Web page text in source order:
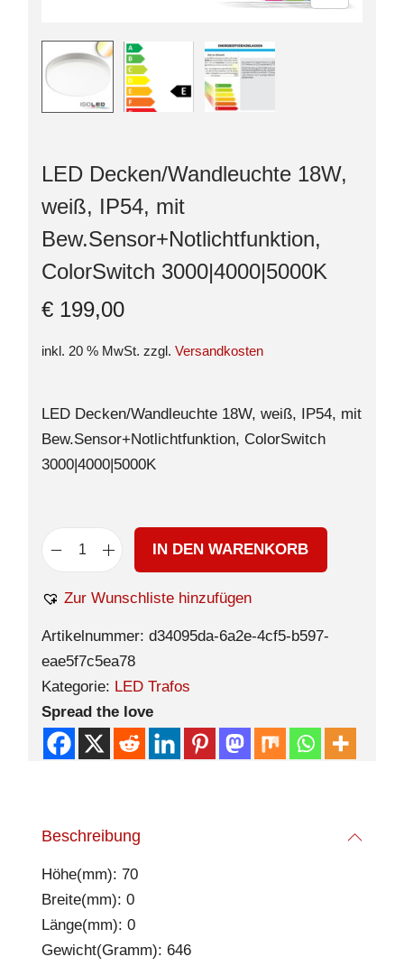
LED Decken/Wandleuchte 18W,
weiß, IP54, mit
Bew.Sensor+Notlichtfunktion,
ColorSwitch 3000|4000|5000K
€ 199,00
inkl. 20 % MwSt. zzgl. Versandkosten
LED Decken/Wandleuchte 18W, weiß, IP54, mit
Bew.Sensor+Notlichtfunktion, ColorSwitch
3000|4000|5000K
IN DEN WARENKORB
Zur Wunschliste hinzufügen
Artikelnummer: d34095da-6a2e-4cf5-b597-
eae5f7c5ea78
Kategorie: LED Trafos
Spread the love
Beschreibung
Höhe(mm): 70
Breite(mm): 0
Länge(mm): 0
Gewicht(Gramm): 646